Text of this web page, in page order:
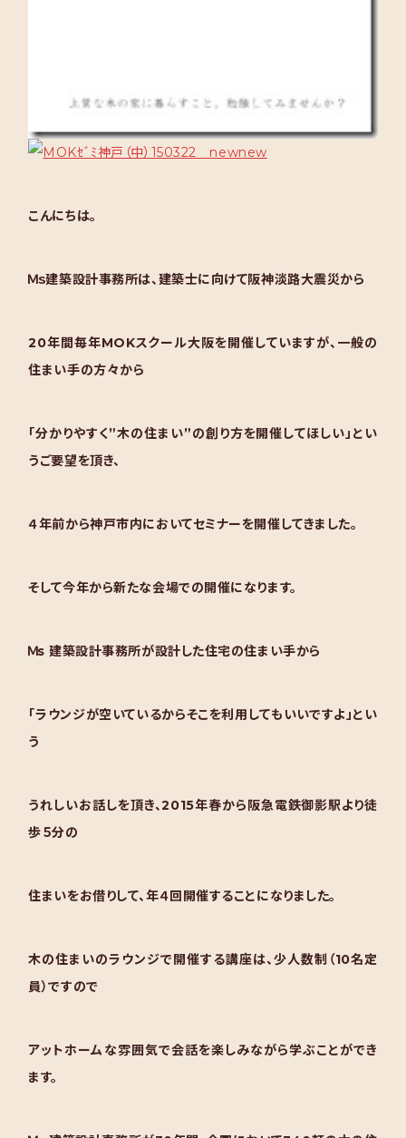
こんにちは。
Ｍｓ建築設計事務所は、建築士に向けて阪神淡路大震災から
20年間毎年MOKスクール大阪を開催していますが、一般の
住まい手の方々から
「分かりやすく”木の住まい”の創り方を開催してほしい」とい
うご要望を頂き、
４年前から神戸市内においてセミナーを開催してきました。
そして今年から新たな会場での開催になります。
Ｍs 建築設計事務所が設計した住宅の住まい手から
「ラウンジが空いているからそこを利用してもいいですよ」とい
う
うれしいお話しを頂き、2015年春から阪急電鉄御影駅より徒
歩５分の
住まいをお借りして、年４回開催することになりました。
木の住まいのラウンジで開催する講座は、少人数制（10名定
員）ですので
アットホームな雰囲気で会話を楽しみながら学ぶことができ
ます。